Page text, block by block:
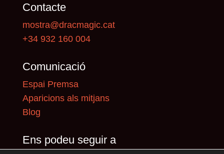
Contacte
mostra@dracmagic.cat
+34 932 160 004
Comunicació
Espai Premsa
Aparicions als mitjans
Blog
Ens podeu seguir a